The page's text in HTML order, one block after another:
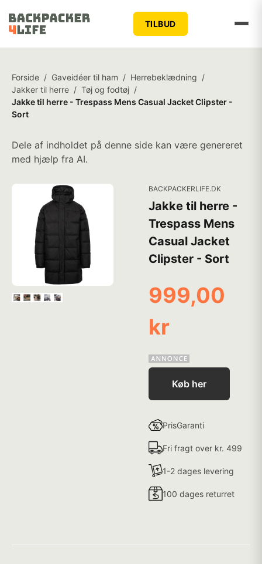
TILBUD
Forside / Gaveidéer til ham / Herrebeklædning /
Jakker til herre / Tøj og fodtøj /
Jakke til herre - Trespass Mens Casual Jacket Clipster -
Sort
Dele af indholdet på denne side kan være genereret
med hjælp fra AI.
BACKPACKERLIFE.DK
Jakke til herre -
Trespass Mens
Casual Jacket
Clipster - Sort
999,00
kr
Køb her
PrisGaranti
Fri fragt over kr. 499
1-2 dages levering
100 dages returret